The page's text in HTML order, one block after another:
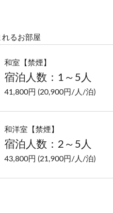
るお部屋
和室【禁煙】
宿泊人数：1～5人
41,800円 (20,900円/人/泊)
和洋室【禁煙】
宿泊人数：2～5人
43,800円 (21,900円/人/泊)